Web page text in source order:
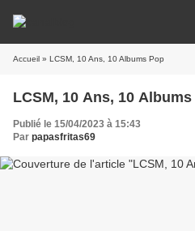
Accueil » LCSM, 10 Ans, 10 Albums Pop
LCSM, 10 Ans, 10
Publié le 15/04/2023 à 15:43
Par papasfritas69